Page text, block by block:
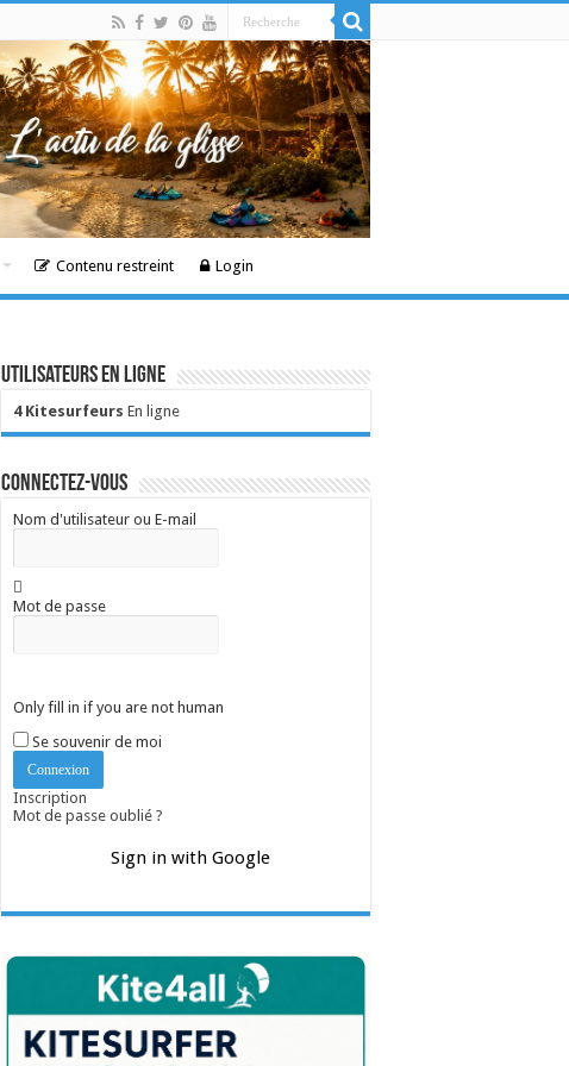
Contenu restreint Login
Utilisateurs en ligne
4 Kitesurfeurs En ligne
Connectez-vous
Nom d'utilisateur ou E-mail
Mot de passe
Only fill in if you are not human
Se souvenir de moi
Inscription
Mot de passe oublié ?
Sign in with Google